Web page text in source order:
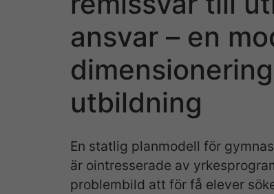
ansvar – en
utbildning
En statlig planmodell för
är ointresserade av
problembild att för få elever